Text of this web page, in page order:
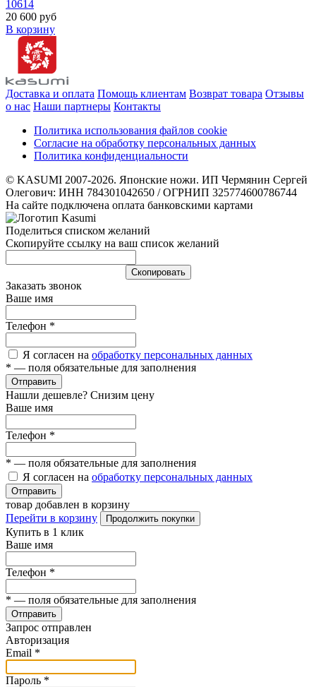
10614
20 600 руб
В корзину
Доставка и оплата Помощь клиентам Возврат товара Отзывы
о нас Наши партнеры Контакты
Политика использования файлов cookie
Согласие на обработку персональных данных
Политика конфиденциальности
© KASUMI 2007-2026. Японские ножи. ИП Чермянин Сергей
Олегович: ИНН 784301042650 / ОГРНИП 325774600786744
На сайте подключена оплата банковскими картами
Поделиться списком желаний
Скопируйте ссылку на ваш список желаний
Cкопировать
Заказать звонок
Ваше имя
Телефон *
Я согласен на обработку персональных данных
* — поля обязательные для заполнения
Отправить
Нашли дешевле? Снизим цену
Ваше имя
Телефон *
* — поля обязательные для заполнения
Я согласен на обработку персональных данных
Отправить
товар добавлен в корзину
Перейти в корзину
Продолжить покупки
Купить в 1 клик
Ваше имя
Телефон *
* — поля обязательные для заполнения
Отправить
Запрос отправлен
Авторизация
Email *
Пароль *